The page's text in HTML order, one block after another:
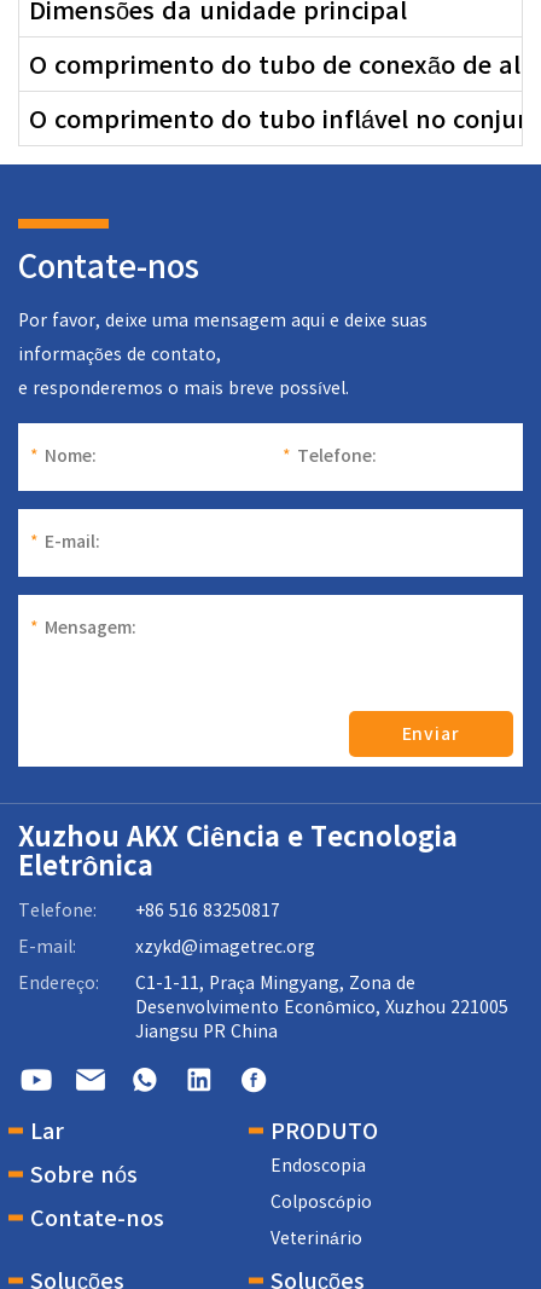
Dimensões da unidade principal
O comprimento do tubo de conexão de
O comprimento do tubo inflável no
Contate-nos
Por favor, deixe uma mensagem aqui e deixe suas
informações de contato,
e responderemos o mais breve possível.
* Nome: * Telefone:
* E-mail:
* Mensagem:
Enviar
Xuzhou AKX Ciência e Tecnologia
Eletrônica
Telefone: +86 516 83250817
E-mail: xzykd@imagetrec.org
Endereço:
C1-1-11, Praça Mingyang, Zona de
Desenvolvimento Econômico, Xuzhou 221005
Jiangsu PR China
Lar
Sobre nós
Contate-nos
PRODUTO
Endoscopia
Colposcópio
Veterinário
Soluções Soluções